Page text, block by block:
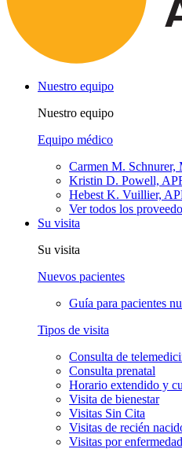
Nuestro equipo
Nuestro equipo
Equipo médico
Carmen M. Schnurer,
Kristin D. Powell,
Hebest K. Vuillier,
Ver todos los
Su visita
Su visita
Nuevos pacientes
Guía para pacientes
Tipos de visita
Consulta de
Consulta prenatal
Horario extendido y
Visita de bienestar
Visitas Sin Cita
Visitas de recién
Visitas por